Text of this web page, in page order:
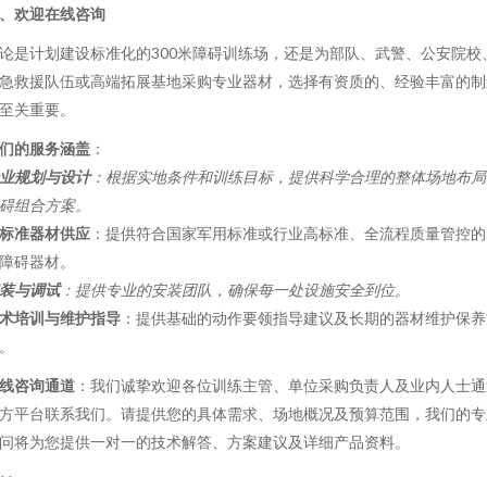
欢迎在线咨询
是计划建设标准化的300米障碍训练场，还是为部队、武警、公安院校
救援队伍或高端拓展基地采购专业器材，选择有资质的、经验丰富的
关重要。
的服务涵盖 ：
规划与设计：根据实地条件和训练目标，提供科学合理的整体场地布
组合方案。
准器材供应 ：提供符合国家军用标准或行业高标准、全流程质量管控
碍器材。
与调试：提供专业的安装团队，确保每一处设施安全到位。
培训与维护指导 ：提供基础的动作要领指导建议及长期的器材维护保
咨询通道 ：我们诚挚欢迎各位训练主管、单位采购负责人及业内人士
平台联系我们。请提供您的具体需求、场地概况及预算范围，我们的
将为您提供一对一的技术解答、方案建议及详细产品资料。